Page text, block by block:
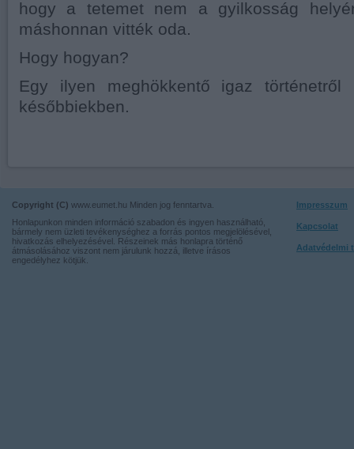
hogy a tetemet nem a gyilkosság
máshonnan vitték oda.
Hogy hogyan?
Egy ilyen meghökkentő igaz
későbbiekben.
Copyright (C) www.eumet.hu Minden jog fenntartva.
Honlapunkon minden információ szabadon és ingyen használható,
bármely nem üzleti tevékenységhez a forrás pontos megjelölésével,
hivatkozás elhelyezésével. Részeinek más honlapra történő
átmásolásához viszont nem járulunk hozzá, illetve írásos
engedélyhez kötjük.
Impresszum
Kapcsolat
Adatvédelmi